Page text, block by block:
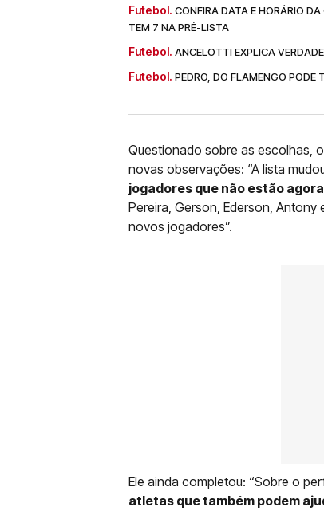
Futebol. CONFIRA DATA E HORÁRIO
TEM 7 NA PRÉ-LISTA
Futebol. ANCELOTTI EXPLICA
Futebol. PEDRO, DO FLAMENGO PODE
Questionado sobre as escolhas,
novas observações: “A lista
jogadores que não estão agora
Pereira, Gerson, Ederson,
novos jogadores”.
Ele ainda completou: “Sobre o
atletas que também podem